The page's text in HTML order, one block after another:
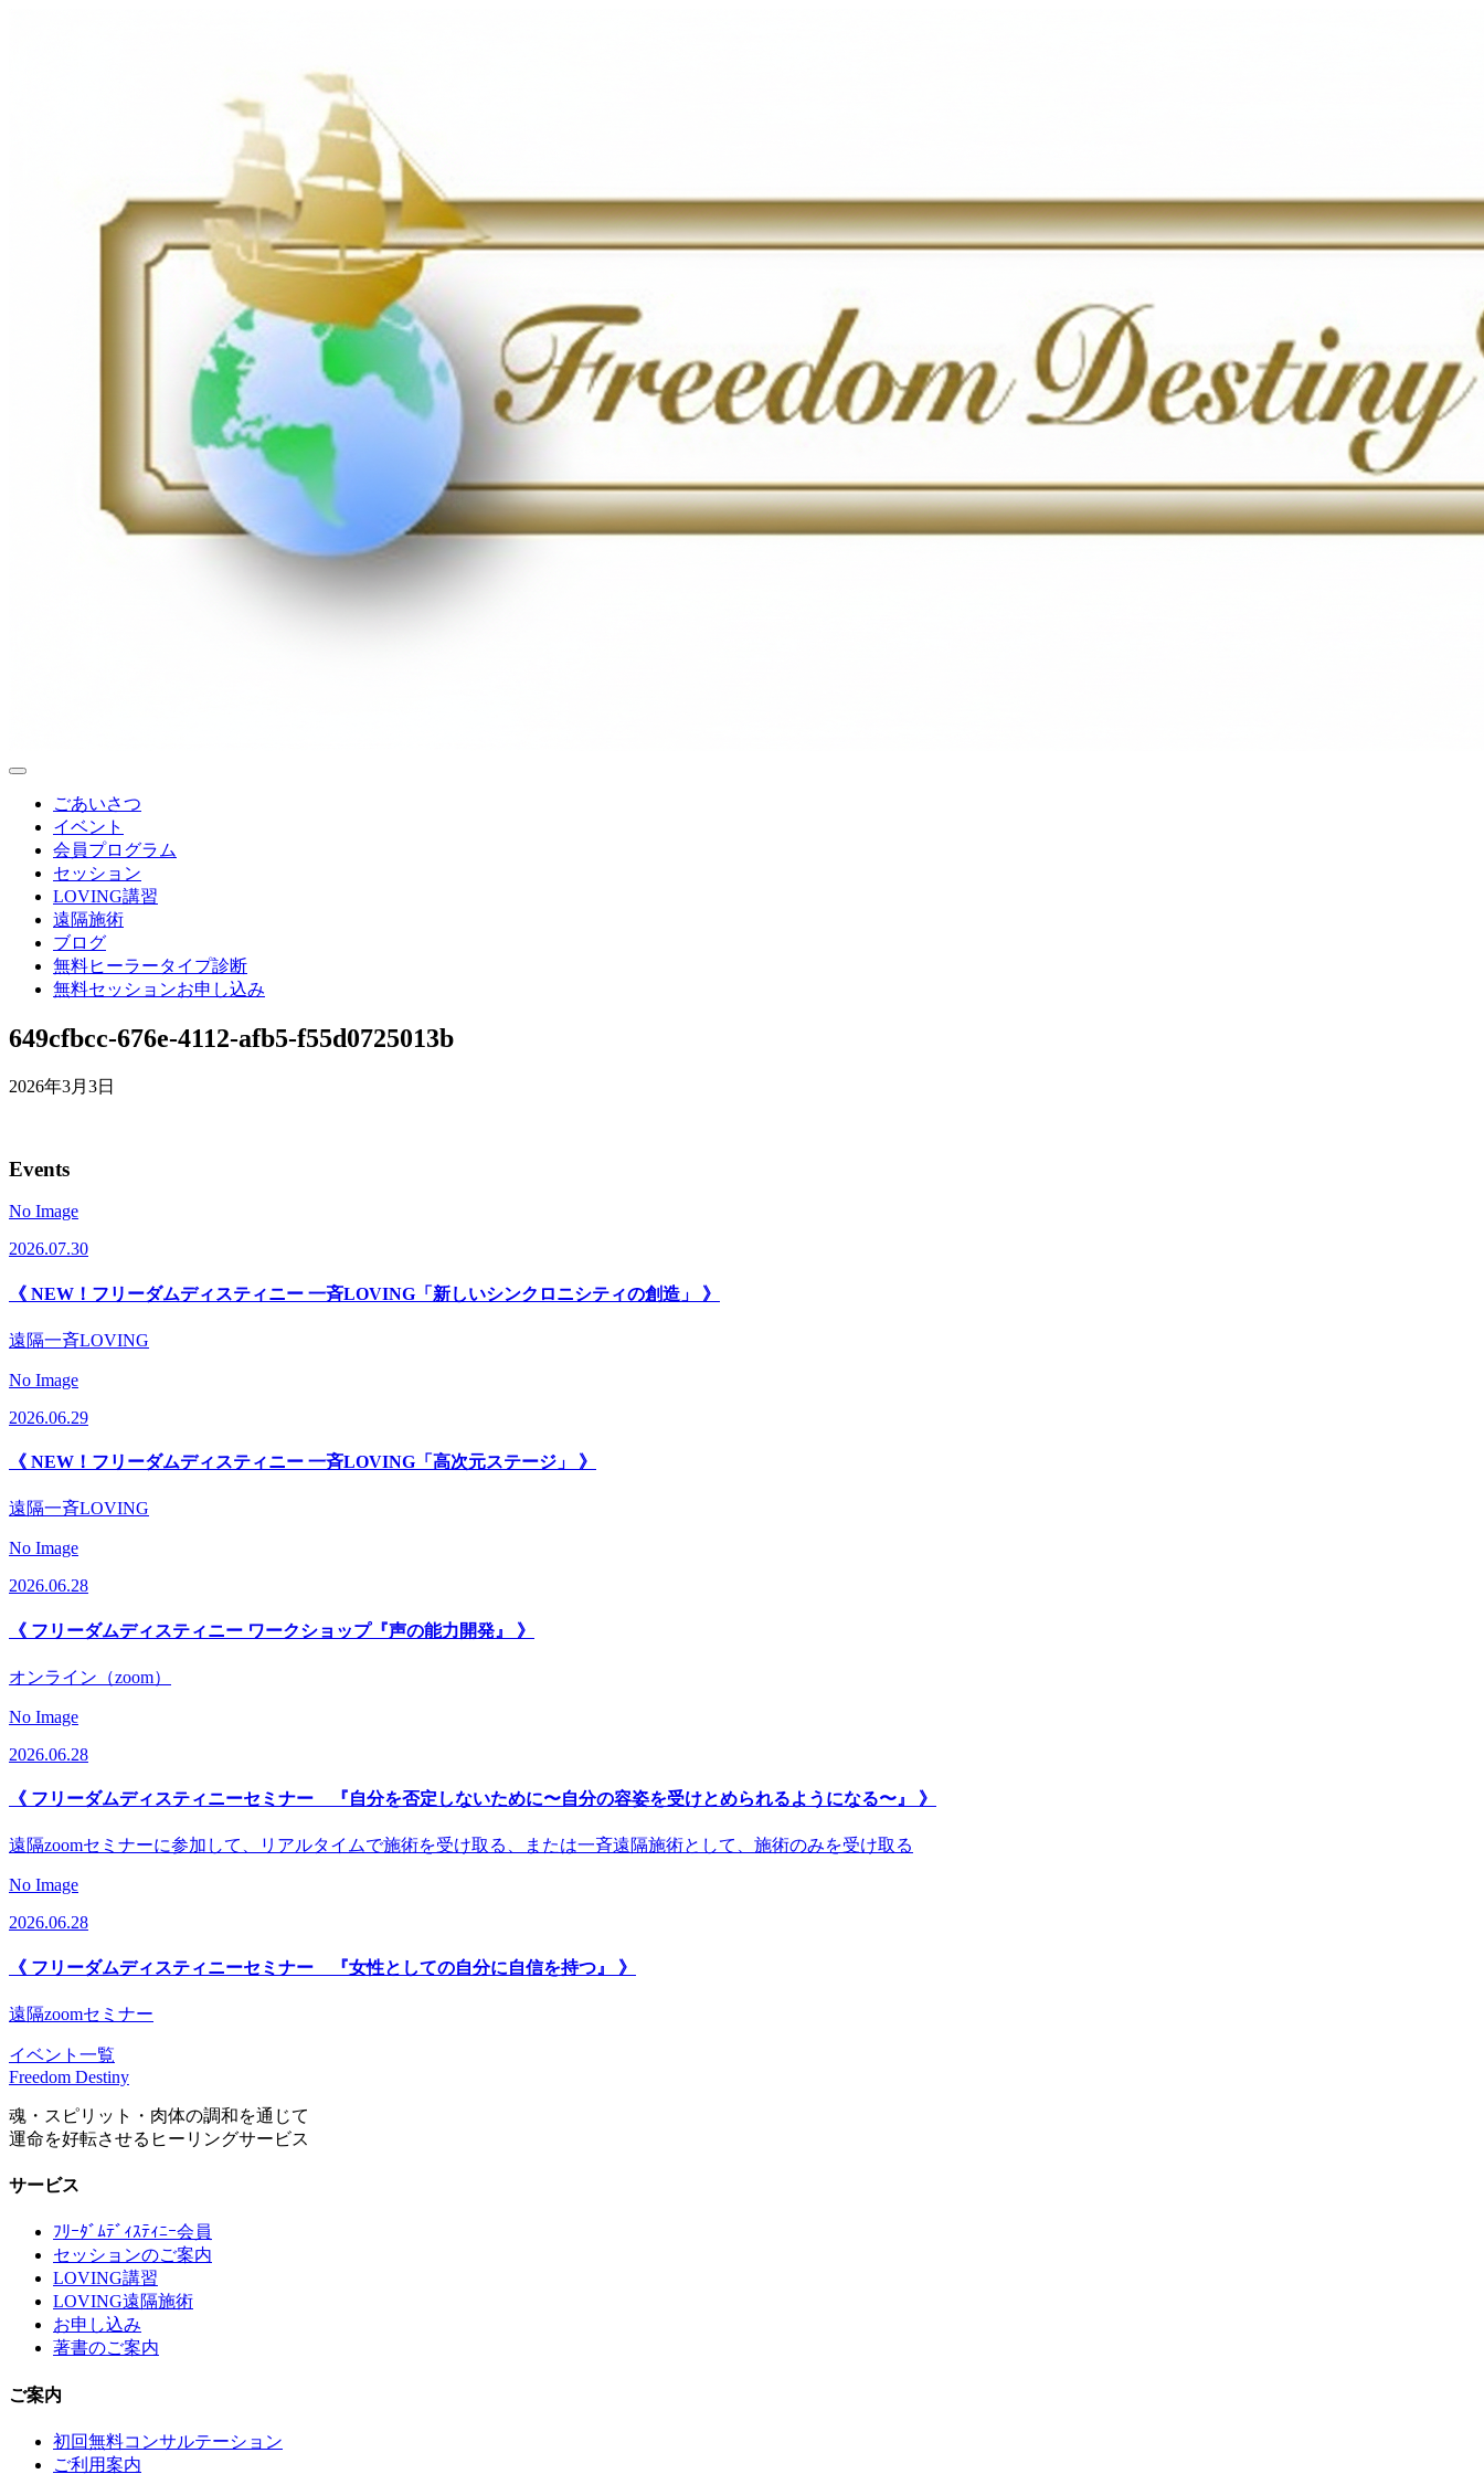
ごあいさつ
イベント
会員プログラム
セッション
LOVING講習
遠隔施術
ブログ
無料ヒーラータイプ診断
無料セッションお申し込み
649cfbcc-676e-4112-afb5-f55d0725013b
2026年3月3日
Events
No Image
2026.07.30
《 NEW！フリーダムディスティニー 一斉LOVING「新しいシンクロニシティの創造」 》
遠隔一斉LOVING
No Image
2026.06.29
《 NEW！フリーダムディスティニー 一斉LOVING「高次元ステージ」 》
遠隔一斉LOVING
No Image
2026.06.28
《 フリーダムディスティニー ワークショップ『声の能力開発』 》
オンライン（zoom）
No Image
2026.06.28
《 フリーダムディスティニーセミナー 『自分を否定しないために〜自分の容姿を受けとめられるようになる〜』 》
遠隔zoomセミナーに参加して、リアルタイムで施術を受け取る、または一斉遠隔施術として、施術のみを受け取る
No Image
2026.06.28
《 フリーダムディスティニーセミナー 『女性としての自分に自信を持つ』 》
遠隔zoomセミナー
イベント一覧
Freedom Destiny
魂・スピリット・肉体の調和を通じて
運命を好転させるヒーリングサービス
サービス
ﾌﾘｰﾀﾞﾑﾃﾞｨｽﾃｨﾆｰ会員
セッションのご案内
LOVING講習
LOVING遠隔施術
お申し込み
著書のご案内
ご案内
初回無料コンサルテーション
ご利用案内